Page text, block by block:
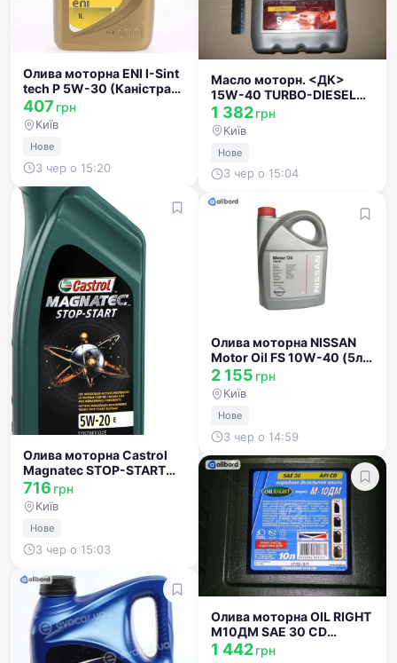
Олива моторна ENI I-Sint
tech P 5W-30 (Каністра
1л) 101296
407 грн
Київ
Нове
3 чер о 15:20
Олива моторна Castrol
Magnatec STOP-START
5W-20 E (Каністра 1л)
15F9C9
716 грн
Київ
Нове
3 чер о 15:03
Масло моторн. <ДК>
15W-40 TURBO-DIESEL
SG/CD (Каністра 10л)
41071001568
1 382грн
Київ
Нове
3 чер о 15:04
Олива моторна NISSAN
Motor Oil FS 10W-40 (5л)
KE900-99942
2 155 грн
Київ
Нове
3 чер о 14:59
Олива моторна OIL RIGHT
М10ДМ SAE 30 CD
(Каністра 10л) 2507
1 442грн